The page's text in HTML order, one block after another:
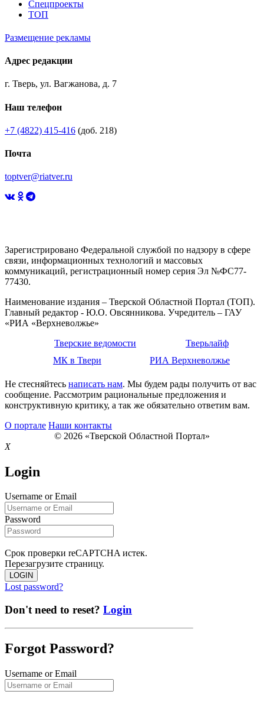
Спецпроекты
ТОП
Размещение рекламы
Адрес редакции
г. Тверь, ул. Вагжанова, д. 7
Наш телефон
+7 (4822) 415-416 (доб. 218)
Почта
toptver@riatver.ru
Зарегистрировано Федеральной службой по надзору в сфере
связи, информационных технологий и массовых
коммуникаций, регистрационный номер серия Эл №ФС77-
77430.
Наименование издания – Тверской Областной Портал (ТОП).
Главный редактор - Ю.О. Овсянникова. Учредитель – ГАУ
«РИА «Верхневолжье»
Тверские ведомости
Тверьлайф
МК в Твери
РИА Верхневолжье
Не стесняйтесь написать нам. Мы будем рады получить от вас
сообщение. Рассмотрим рациональные предложения и
конструктивную критику, а так же обязательно ответим вам.
О портале Наши контакты
© 2026 «Тверской Областной Портал»
X
Login
Username or Email
Password
Срок проверки reCAPTCHA истек.
Перезагрузите страницу.
LOGIN
Lost password?
Don't need to reset? Login
Forgot Password?
Username or Email